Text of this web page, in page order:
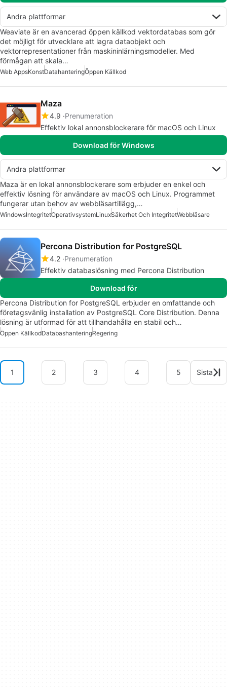
Andra plattformar
Weaviate är en avancerad öppen källkod vektordatabas som gör
det möjligt för utvecklare att lagra dataobjekt och
vektorrepresentationer från maskininlärningsmodeller. Med
förmågan att skala…
Web AppsKonstDatahanteringÖppen Källkod
Maza
4.9 Prenumeration
Effektiv lokal annonsblockerare för macOS och Linux
Download för Windows
Andra plattformar
Maza är en lokal annonsblockerare som erbjuder en enkel och
effektiv lösning för användare av macOS och Linux. Programmet
fungerar utan behov av webbläsartillägg,…
WindowsIntegritetOperativsystemLinuxSäkerhet Och IntegritetWebbläsare
Percona Distribution for PostgreSQL
4.2 Prenumeration
Effektiv databaslösning med Percona Distribution
Download för
Percona Distribution for PostgreSQL erbjuder en omfattande och
företagsvänlig installation av PostgreSQL Core Distribution. Denna
lösning är utformad för att tillhandahålla en stabil och…
Öppen KällkodDatabashanteringRegering
1 2 3 4 5 Sista